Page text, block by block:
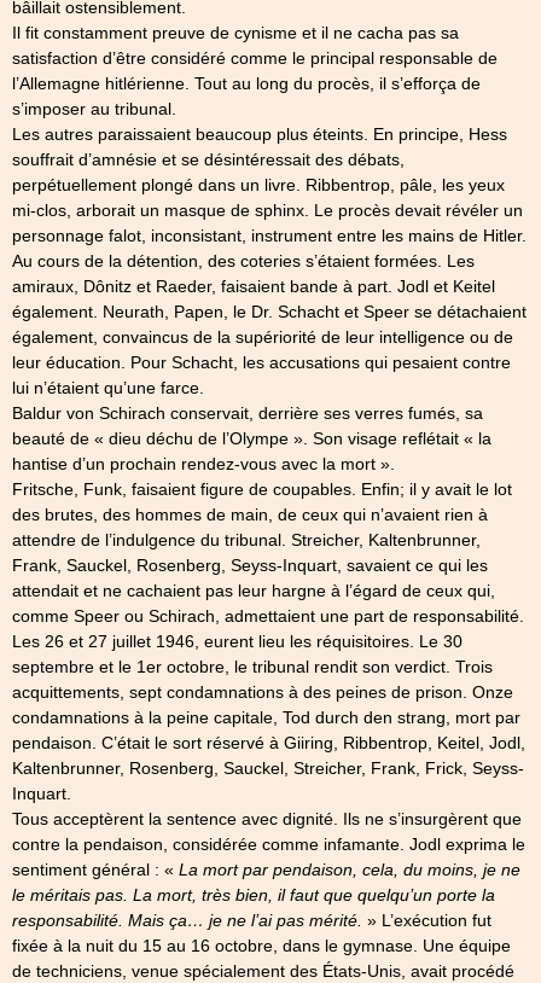
bâillait ostensiblement.
Il fit constamment preuve de cynisme et il ne cacha pas sa
satisfaction d’être considéré comme le principal responsable de
l’Allemagne hitlérienne. Tout au long du procès, il s’efforça de
s’imposer au tribunal.
Les autres paraissaient beaucoup plus éteints. En principe, Hess
souffrait d’amnésie et se désintéressait des débats,
perpétuellement plongé dans un livre. Ribbentrop, pâle, les yeux
mi-clos, arborait un masque de sphinx. Le procès devait révéler un
personnage falot, inconsistant, instrument entre les mains de Hitler.
Au cours de la détention, des coteries s’étaient formées. Les
amiraux, Dônitz et Raeder, faisaient bande à part. Jodl et Keitel
également. Neurath, Papen, le Dr. Schacht et Speer se détachaient
également, convaincus de la supériorité de leur intelligence ou de
leur éducation. Pour Schacht, les accusations qui pesaient contre
lui n’étaient qu’une farce.
Baldur von Schirach conservait, derrière ses verres fumés, sa
beauté de « dieu déchu de l’Olympe ». Son visage reflétait « la
hantise d’un prochain rendez-vous avec la mort ».
Fritsche, Funk, faisaient figure de coupables. Enfin; il y avait le lot
des brutes, des hommes de main, de ceux qui n’avaient rien à
attendre de l’indulgence du tribunal. Streicher, Kaltenbrunner,
Frank, Sauckel, Rosenberg, Seyss-Inquart, savaient ce qui les
attendait et ne cachaient pas leur hargne à l’égard de ceux qui,
comme Speer ou Schirach, admettaient une part de responsabilité.
Les 26 et 27 juillet 1946, eurent lieu les réquisitoires. Le 30
septembre et le 1er octobre, le tribunal rendit son verdict. Trois
acquittements, sept condamnations à des peines de prison. Onze
condamnations à la peine capitale, Tod durch den strang, mort par
pendaison. C’était le sort réservé à Giiring, Ribbentrop, Keitel, Jodl,
Kaltenbrunner, Rosenberg, Sauckel, Streicher, Frank, Frick, Seyss-
Inquart.
Tous acceptèrent la sentence avec dignité. Ils ne s’insurgèrent que
contre la pendaison, considérée comme infamante. Jodl exprima le
sentiment général : « La mort par pendaison, cela, du moins, je ne
le méritais pas. La mort, très bien, il faut que quelqu’un porte la
responsabilité. Mais ça… je ne l’ai pas mérité. » L’exécution fut
fixée à la nuit du 15 au 16 octobre, dans le gymnase. Une équipe
de techniciens, venue spécialement des États-Unis, avait procédé